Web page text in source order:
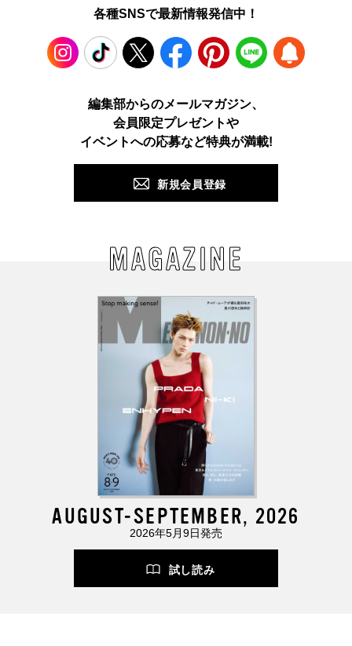
各種SNSで最新情報発信中！
TikTok Facebook Pinterest LINE
編集部からのメールマガジン、
会員限定プレゼントや
イベントへの応募など特典が満載!
新規会員登録
MAGAZINE
AUGUST-SEPTEMBER, 2026
2026年5月9日発売
試し読み